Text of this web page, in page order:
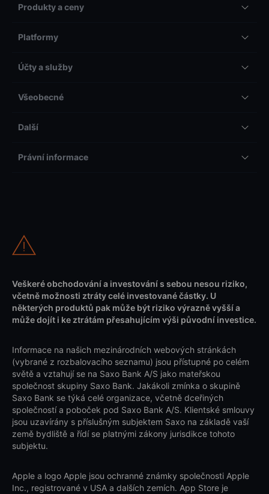
Produkty a ceny
Platformy
Účty a služby
Všeobecné
Další
Právní informace
Veškeré obchodování a investování s sebou nesou riziko,
včetně možnosti ztráty celé investované částky. U
některých produktů pak může být riziko výrazně vyšší a
může dojít i ke ztrátám přesahujícím výši původní investice.
Informace na našich mezinárodních webových stránkách
(vybrané z rozbalovacího seznamu) jsou přístupné po celém
světě a vztahují se na Saxo Bank A/S jako mateřskou
společnost skupiny Saxo Bank. Jakákoli zmínka o skupině
Saxo Bank se týká celé organizace, včetně dceřiných
společností a poboček pod Saxo Bank A/S. Klientské smlouvy
jsou uzavírány s příslušným subjektem Saxo na základě vaší
země bydliště a řídí se platnými zákony jurisdikce tohoto
subjektu.
Apple a logo Apple jsou ochranné známky společnosti Apple
Inc., registrované v USA a dalších zemích. App Store je